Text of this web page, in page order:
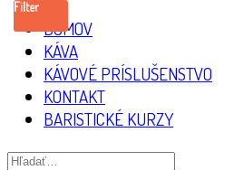
DOMOV
KÁVA
KÁVOVÉ PRÍSLUŠENSTVO
KONTAKT
BARISTICKÉ KURZY
Filter